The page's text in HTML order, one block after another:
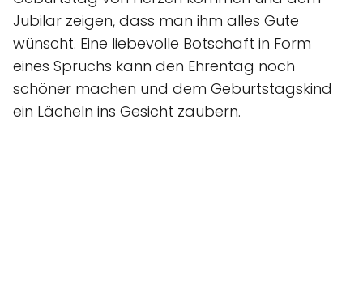
Jubilar zeigen, dass man ihm alles Gute
wünscht. Eine liebevolle Botschaft in Form
eines Spruchs kann den Ehrentag noch
schöner machen und dem Geburtstagskind
ein Lächeln ins Gesicht zaubern.